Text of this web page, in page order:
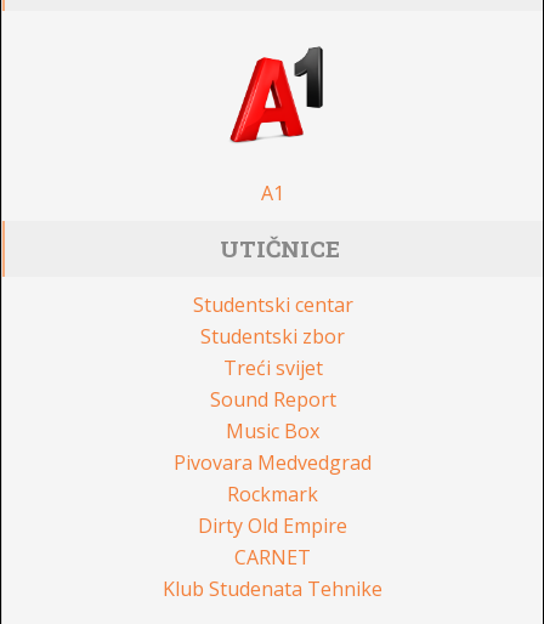
A1
UTIČNICE
Studentski centar
Studentski zbor
Treći svijet
Sound Report
Music Box
Pivovara Medvedgrad
Rockmark
Dirty Old Empire
CARNET
Klub Studenata Tehnike